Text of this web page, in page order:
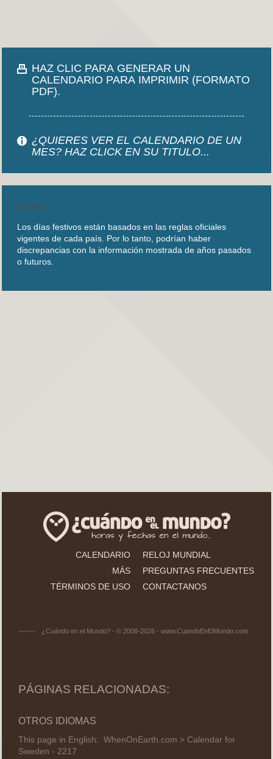
HAZ CLIC PARA GENERAR UN
CALENDARIO PARA IMPRIMIR (FORMATO
PDF).
¿QUIERES VER EL CALENDARIO DE UN
MES? HAZ CLICK EN SU TITULO...
AVISO
Los días festivos están basados en las reglas oficiales
vigentes de cada país. Por lo tanto, podrían haber
discrepancias con la información mostrada de años pasados
o futuros.
CALENDARIO
RELOJ MUNDIAL
MÁS
PREGUNTAS FRECUENTES
TÉRMINOS DE USO
CONTACTANOS
¿Cuándo en el Mundo? - © 2008-2026 - www.CuandoEnElMundo.com
PÁGINAS RELACIONADAS:
OTROS IDIOMAS
This page in English: WhenOnEarth.com > Calendar for
Sweden - 2217